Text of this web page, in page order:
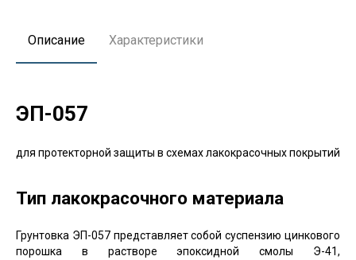
Описание Характеристики
ЭП-057
для протекторной защиты в схемах лакокрасочных покрытий
Тип лакокрасочного материала
Грунтовка ЭП-057 представляет собой суспензию цинкового
порошка в растворе эпоксидной смолы Э-41,